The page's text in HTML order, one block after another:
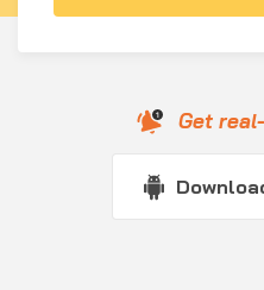
Get